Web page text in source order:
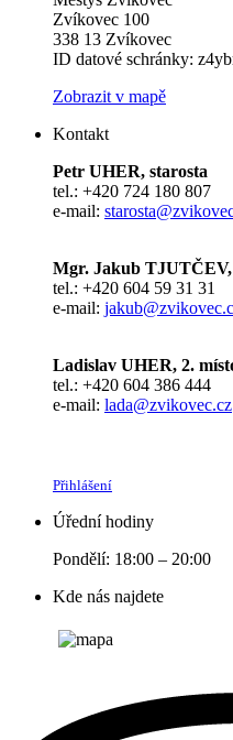
Zvíkovec 100
338 13 Zvíkovec
ID datové schránky:
Zobrazit v mapě
Kontakt
Petr UHER, starosta
tel.: +420 724 180 807
e-mail:
Mgr. Jakub TJUTČEV,
tel.: +420 604 59 31 31
e-mail:
Ladislav UHER, 2.
tel.: +420 604 386 444
e-mail: lada@zvikovec.cz
Přihlášení
Úřední hodiny
Pondělí: 18:00 – 20:00
Kde nás najdete